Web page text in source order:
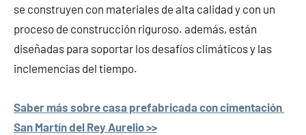
se construyen con materiales de alta calidad y con un
proceso de construcción riguroso. además, están
diseñadas para soportar los desafíos climáticos y las
inclemencias del tiempo.
Saber más sobre casa prefabricada con cimentación
San Martín del Rey Aurelio >>